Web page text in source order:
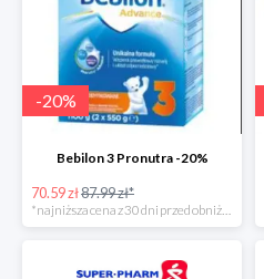
-20%
Bebilon 3 Pronutra -20%
70.59 zł87.99 zł*
*najniższa cena z 30 dni przed obniżką